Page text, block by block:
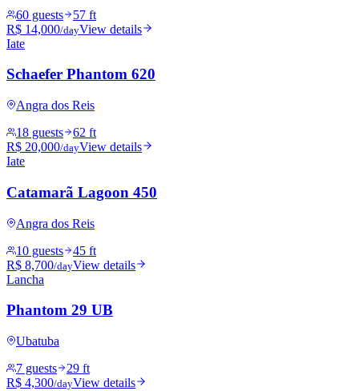
60 guests
57 ft
R$ 14,000/dayView details
Iate
Schaefer Phantom 620
Angra dos Reis
18 guests
62 ft
R$ 20,000/dayView details
Iate
Catamarã Lagoon 450
Angra dos Reis
10 guests
45 ft
R$ 8,700/dayView details
Lancha
Phantom 29 UB
Ubatuba
7 guests
29 ft
R$ 4,300/dayView details